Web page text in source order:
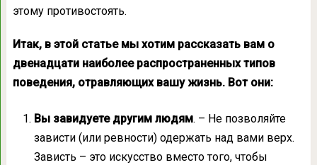
этому противостоять.
Итак, в этой статье мы хотим рассказать вам о
двенадцати наиболее распространенных типов
поведения, отравляющих вашу жизнь. Вот они:
Вы завидуете другим людям. – Не позволяйте
зависти (или ревности) одержать над вами верх.
Зависть – это искусство вместо того, чтобы